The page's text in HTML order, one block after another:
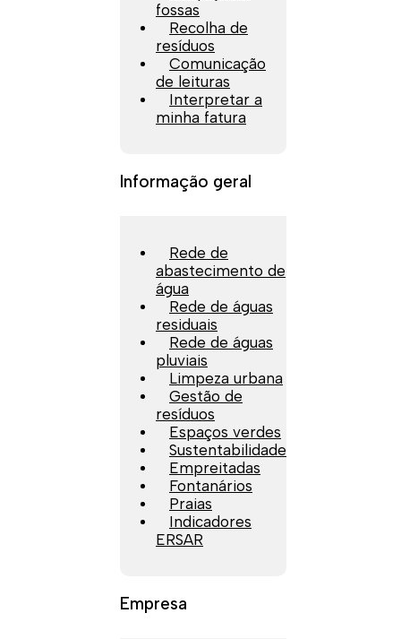
fossas
Recolha de
resíduos
Comunicação
de leituras
Interpretar a
minha fatura
Informação geral
Rede de
abastecimento de
água
Rede de águas
residuais
Rede de águas
pluviais
Limpeza urbana
Gestão de
resíduos
Espaços verdes
Sustentabilidade
Empreitadas
Fontanários
Praias
Indicadores
ERSAR
Empresa